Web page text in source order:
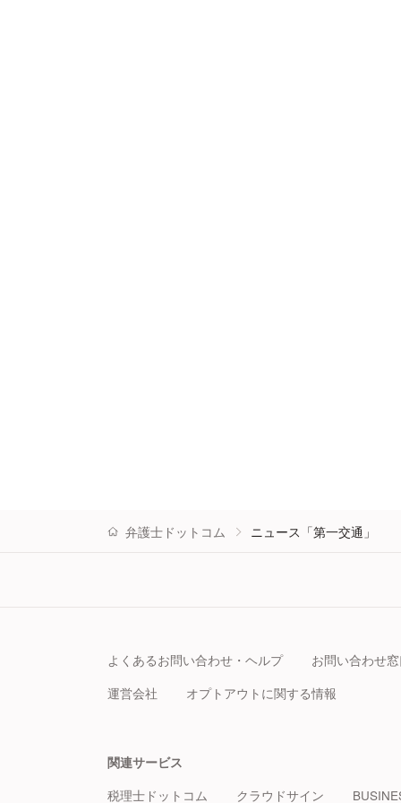
弁護士ドットコム ニュース「第一交通」
よくあるお問い合わせ・ヘルプ
お問い合わせ
運営会社
オプトアウトに関する情報
関連サービス
税理士ドットコム
クラウドサイン